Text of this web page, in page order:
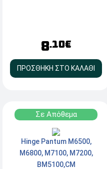
8.10€
ΠΡΟΣΘΗΚΗ ΣΤΟ ΚΑΛΑΘΙ
Σε Απόθεμα
Hinge Pantum M6500,
M6800, M7100, M7200,
BM5100,CM